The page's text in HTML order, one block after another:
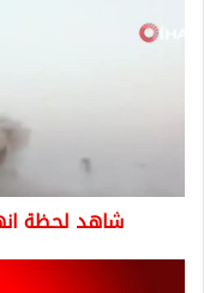
لحظة
انهيار
شاهد لحظة